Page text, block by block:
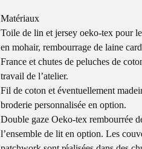
Matériaux
Toile de lin et jersey oeko-tex pour
en mohair, rembourrage de laine
France et chutes de peluches de
travail de l’atelier.
Fil de coton et éventuellement
broderie personnalisée en option.
Double gaze Oeko-tex rembourrée
l’ensemble de lit en option. Les